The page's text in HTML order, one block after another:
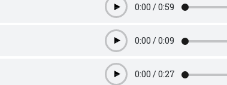
Play0:00 /0:59
Play0:00 /0:09
Play0:00 /0:27